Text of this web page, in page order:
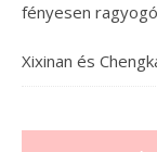
fényesen
Xixinan és